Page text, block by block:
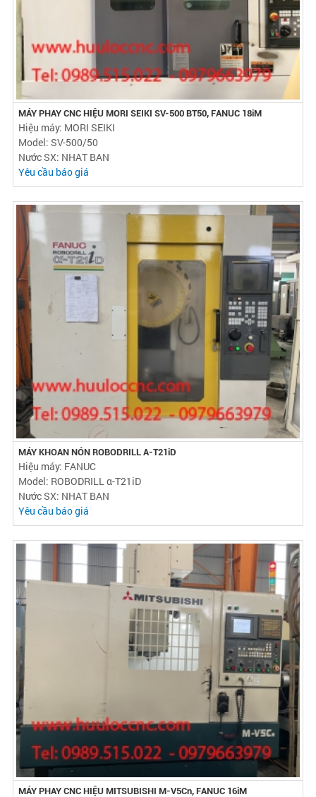
MÁY PHAY CNC HIỆU MORI SEIKI SV-500 BT50, FANUC 18iM
Hiệu máy: MORI SEIKI
Model: SV-500/50
Nước SX: NHAT BAN
Yêu cầu báo giá
MÁY KHOAN NÓN ROBODRILL Α-T21iD
Hiệu máy: FANUC
Model: ROBODRILL α-T21iD
Nước SX: NHAT BAN
Yêu cầu báo giá
MÁY PHAY CNC HIỆU MITSUBISHI M-V5Cn, FANUC 16iM